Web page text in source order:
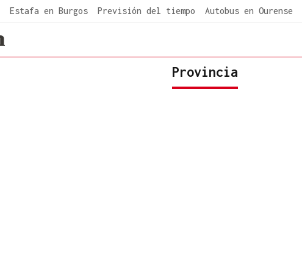
Estafa en Burgos Previsión del tiempo Autobus en Ourense
Provincia